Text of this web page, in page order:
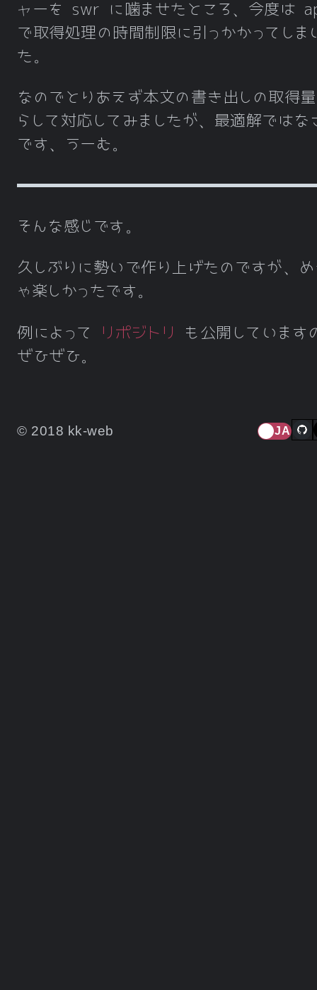
ャーを swr に噛ませたところ、今度は
で取得処理の時間制限に引っかかってしま
た。
なのでとりあえず本文の書き出しの取得
らして対応してみましたが、最適解ではな
です、うーむ。
そんな感じです。
久しぶりに勢いで作り上げたのですが、め
ゃ楽しかったです。
例によって リポジトリ
も公開しています
ぜひぜひ。
© 2018 kk-web JA